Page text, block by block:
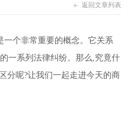
返回文章列表
一个非常重要的概念。它关系
一系列法律纠纷。那么,究竟什
分呢?让我们一起走进今天的商